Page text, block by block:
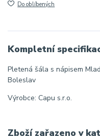
Do oblíbených
Kompletní
Pletená šála s nápisem
Boleslav
Výrobce: Capu s.r.o.
Zboží zařazeno v